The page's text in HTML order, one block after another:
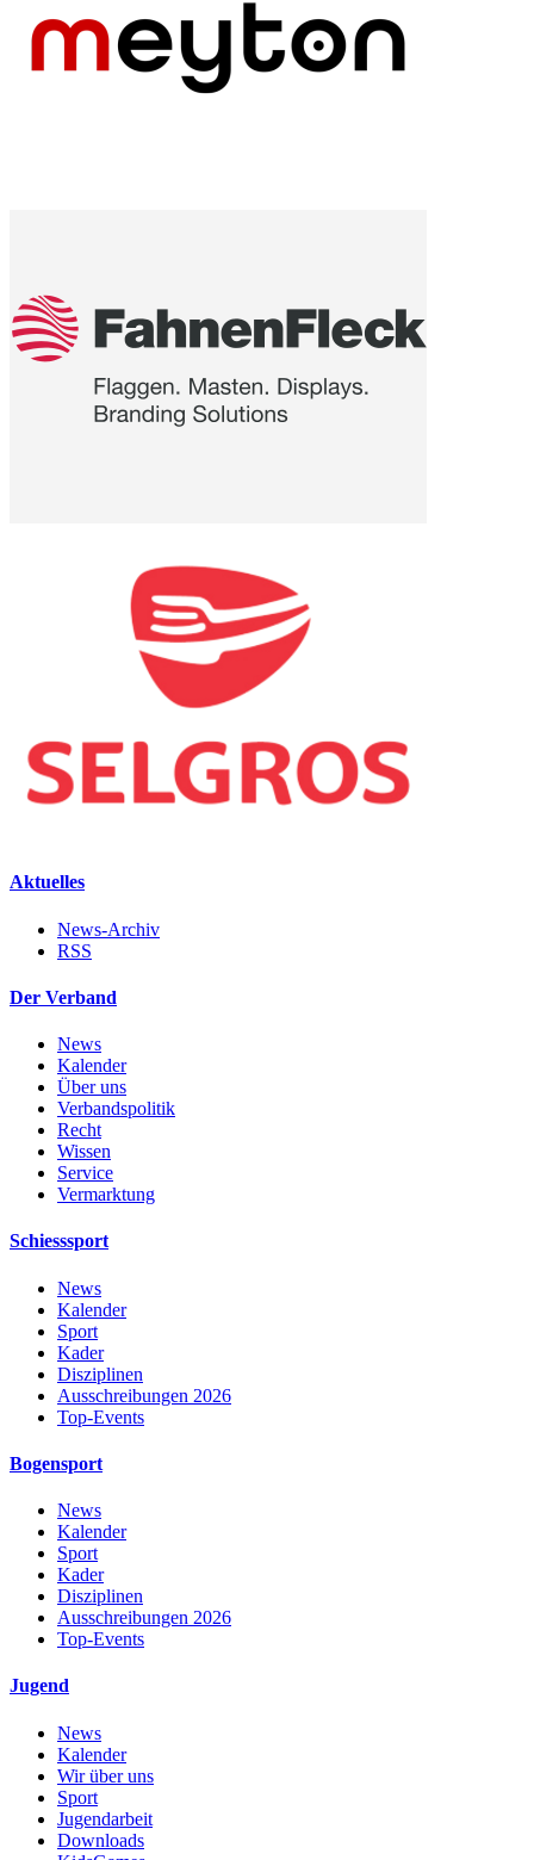
Aktuelles
News-Archiv
RSS
Der Verband
News
Kalender
Über uns
Verbandspolitik
Recht
Wissen
Service
Vermarktung
Schiesssport
News
Kalender
Sport
Kader
Disziplinen
Ausschreibungen 2026
Top-Events
Bogensport
News
Kalender
Sport
Kader
Disziplinen
Ausschreibungen 2026
Top-Events
Jugend
News
Kalender
Wir über uns
Sport
Jugendarbeit
Downloads